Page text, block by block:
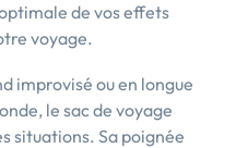
de vos effets
voyage.
improvisé ou en longue
le sac de voyage
situations. Sa poignée